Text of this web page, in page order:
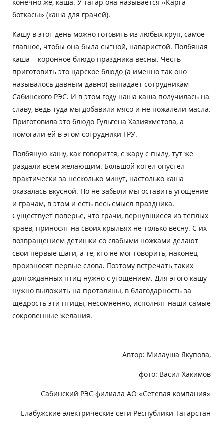
конечно же, каша. У татар она называется «Карга
боткасы» (каша для грачей).
Кашу в этот день можно готовить из любых круп, самое
главное, чтобы она была сытной, наваристой. Полбяная
каша – коронное блюдо праздника весны. Честь
приготовить это царское блюдо (а именно так оно
называлось давным-давно) выпадает сотрудникам
Сабинского РЭС. И в этом году наша каша получилась на
славу, ведь туда мы добавили мясо и не пожалели масла.
Приготовила это блюдо Гульгена Хазияхметова, а
помогали ей в этом сотрудники ГРУ.
Полбяную кашу, как говорится, с жару с пылу, тут же
раздали всем желающим. Большой котел опустел
практически за несколько минут, настолько каша
оказалась вкусной. Но не забыли мы оставить угощение
и грачам, в этом и есть весь смысл праздника.
Существует поверье, что грачи, вернувшиеся из теплых
краев, приносят на своих крыльях не только весну. С их
возвращением детишки со слабыми ножками делают
свои первые шаги, а те, кто не мог говорить, наконец
произносят первые слова. Поэтому встречать таких
долгожданных птиц нужно с угощением. Для этого кашу
нужно выложить на проталины, в благодарность за
щедрость эти птицы, несомненно, исполнят наши самые
сокровенные желания.
Автор: Милауша Якупова,
фото: Васил Хакимов
Сабинский РЭС филиала АО «Сетевая компания»
Елабужские электрические сети Республики Татарстан